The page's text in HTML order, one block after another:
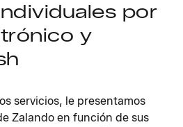
por
y
servicios, le presentamos
Zalando en función de sus